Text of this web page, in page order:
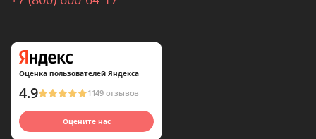
Оценка пользователей Яндекса
4.9 1149 отзывов
Оцените нас